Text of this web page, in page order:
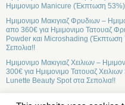
Ημιμονιμο Manicure (Έκπτωση
Ημιμονιμο Μακιγιαζ Φρυδιων –
απο 360€ για Ημιμονιμο Τατουαζ
Powder και Microshading
Σεπολια!!
Ημιμονιμο Μακιγιαζ Χειλιων –
300€ για Ημιμονιμο Τατουαζ
Lunette Beauty Spot στα Σεπολια!!